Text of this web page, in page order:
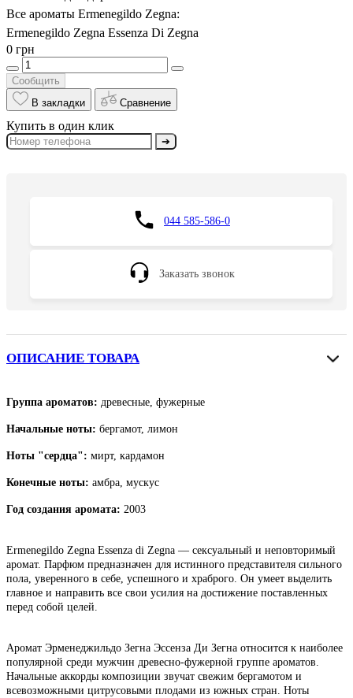
Все ароматы Ermenegildo Zegna:
Ermenegildo Zegna Essenza Di Zegna
0 грн
Сообщить
В закладки
Сравнение
Купить в один клик
➔
044 585-586-0
Заказать звонок
ОПИСАНИЕ ТОВАРА
Группа ароматов: древесные, фужерные
Начальные ноты: бергамот, лимон
Ноты "сердца": мирт, кардамон
Конечные ноты: амбра, мускус
Год создания аромата: 2003
Ermenegildo Zegna Essenza di Zegna — сексуальный и неповторимый
аромат. Парфюм предназначен для истинного представителя сильного
пола, уверенного в себе, успешного и храброго. Он умеет выделить
главное и направить все свои усилия на достижение поставленных
перед собой целей.
Аромат Эрменеджильдо Зегна Эссенза Ди Зегна относится к наиболее
популярной среди мужчин древесно-фужерной группе ароматов.
Начальные аккорды композиции звучат свежим бергамотом и
всевозможными цитрусовыми плодами из южных стран. Ноты